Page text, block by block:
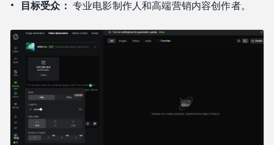
目标受众： 专业电影制作人和高端营销内容创作者。